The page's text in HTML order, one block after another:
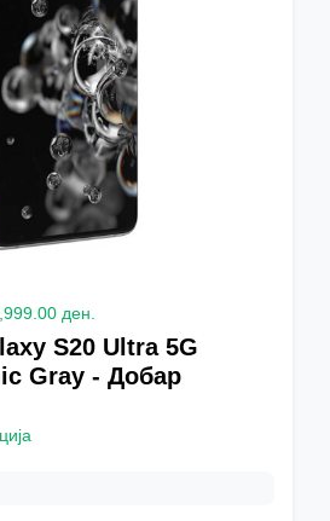
ден.
S20 Ultra 5G
Gray - Добар